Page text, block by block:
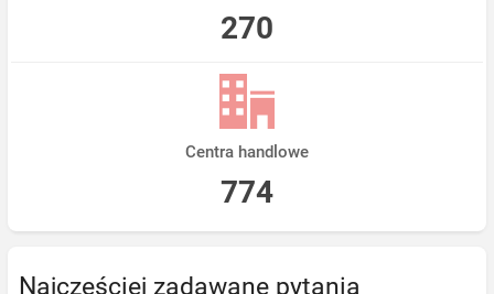
270
Centra handlowe
774
Najczęściej zadawane pytania